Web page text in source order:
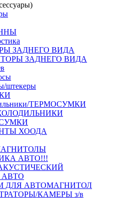
ЗАДНЕГО ВИДА
ЗАДНЕГО ВИДА
штекеры
ТЕРМОСУМКИ
ХООДА
АВТО!!!
АКУСТИЧЕСКИЙ
АВТО
ДЛЯ АВТОМАГНИТОЛ
КАМЕРЫ з/в